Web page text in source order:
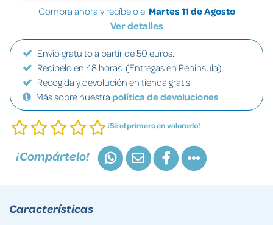
Compra ahora y recíbelo el Martes 11 de Agosto
Ver detalles
Envío gratuito a partir de 50 euros.
Recíbelo en 48 horas. (Entregas en Península)
Recogida y devolución en tienda gratis.
Más sobre nuestra política de devoluciones
¡Sé el primero en valorarlo!
¡Compártelo!
Características